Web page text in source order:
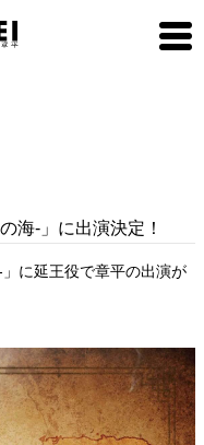
海-」に出演決定！
に延王役で章平の出演が